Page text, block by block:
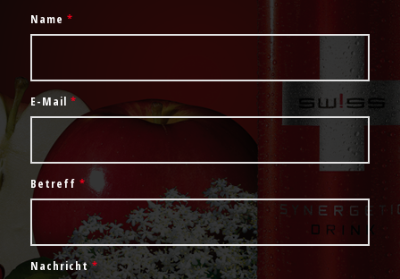
Name *
E-Mail *
Betreff *
Nachricht*